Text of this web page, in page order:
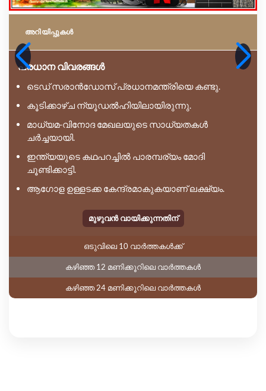
അറിയിപ്പുകള്‍
പ്രധാന വിവരങ്ങൾ
ടെഡ് സരാൻഡോസ് പ്രധാനമന്ത്രിയെ കണ്ടു.
കൂടിക്കാഴ്ച ന്യൂഡൽഹിയിലായിരുന്നു.
മാധ്യമ-വിനോദ മേഖലയുടെ സാധ്യതകൾ
ചർച്ചയായി.
ഇന്ത്യയുടെ കഥപറച്ചിൽ പാരമ്പര്യം മോദി
ചൂണ്ടിക്കാട്ടി.
ആഗോള ഉള്ളടക്ക കേന്ദ്രമാകുകയാണ് ലക്ഷ്യം.
മുഴുവൻ വായിക്കുന്നതിന്
ഒടുവിലെ 10 വാർത്തകൾക്ക്
കഴിഞ്ഞ 12 മണിക്കൂറിലെ വാർത്തകൾ
കഴിഞ്ഞ 24 മണിക്കൂറിലെ വാർത്തകൾ